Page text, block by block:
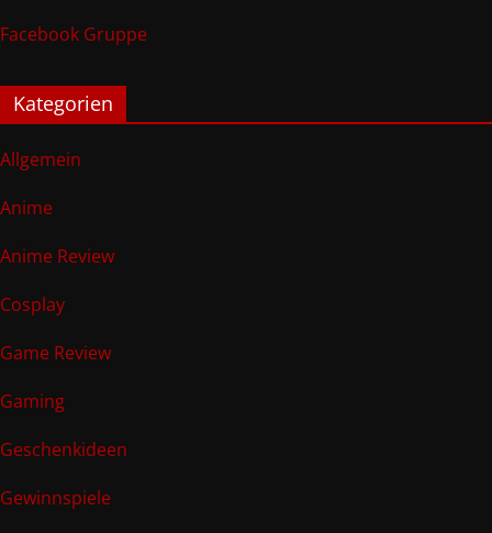
Facebook Gruppe
Kategorien
Allgemein
Anime
Anime Review
Cosplay
Game Review
Gaming
Geschenkideen
Gewinnspiele